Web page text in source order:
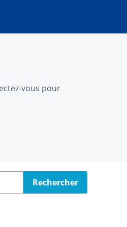
vous pour
Rechercher